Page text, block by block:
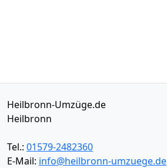
Heilbronn-Umzüge.de
Heilbronn
Tel.: 01579-2482360
E-Mail: info@heilbronn-umzuege.de